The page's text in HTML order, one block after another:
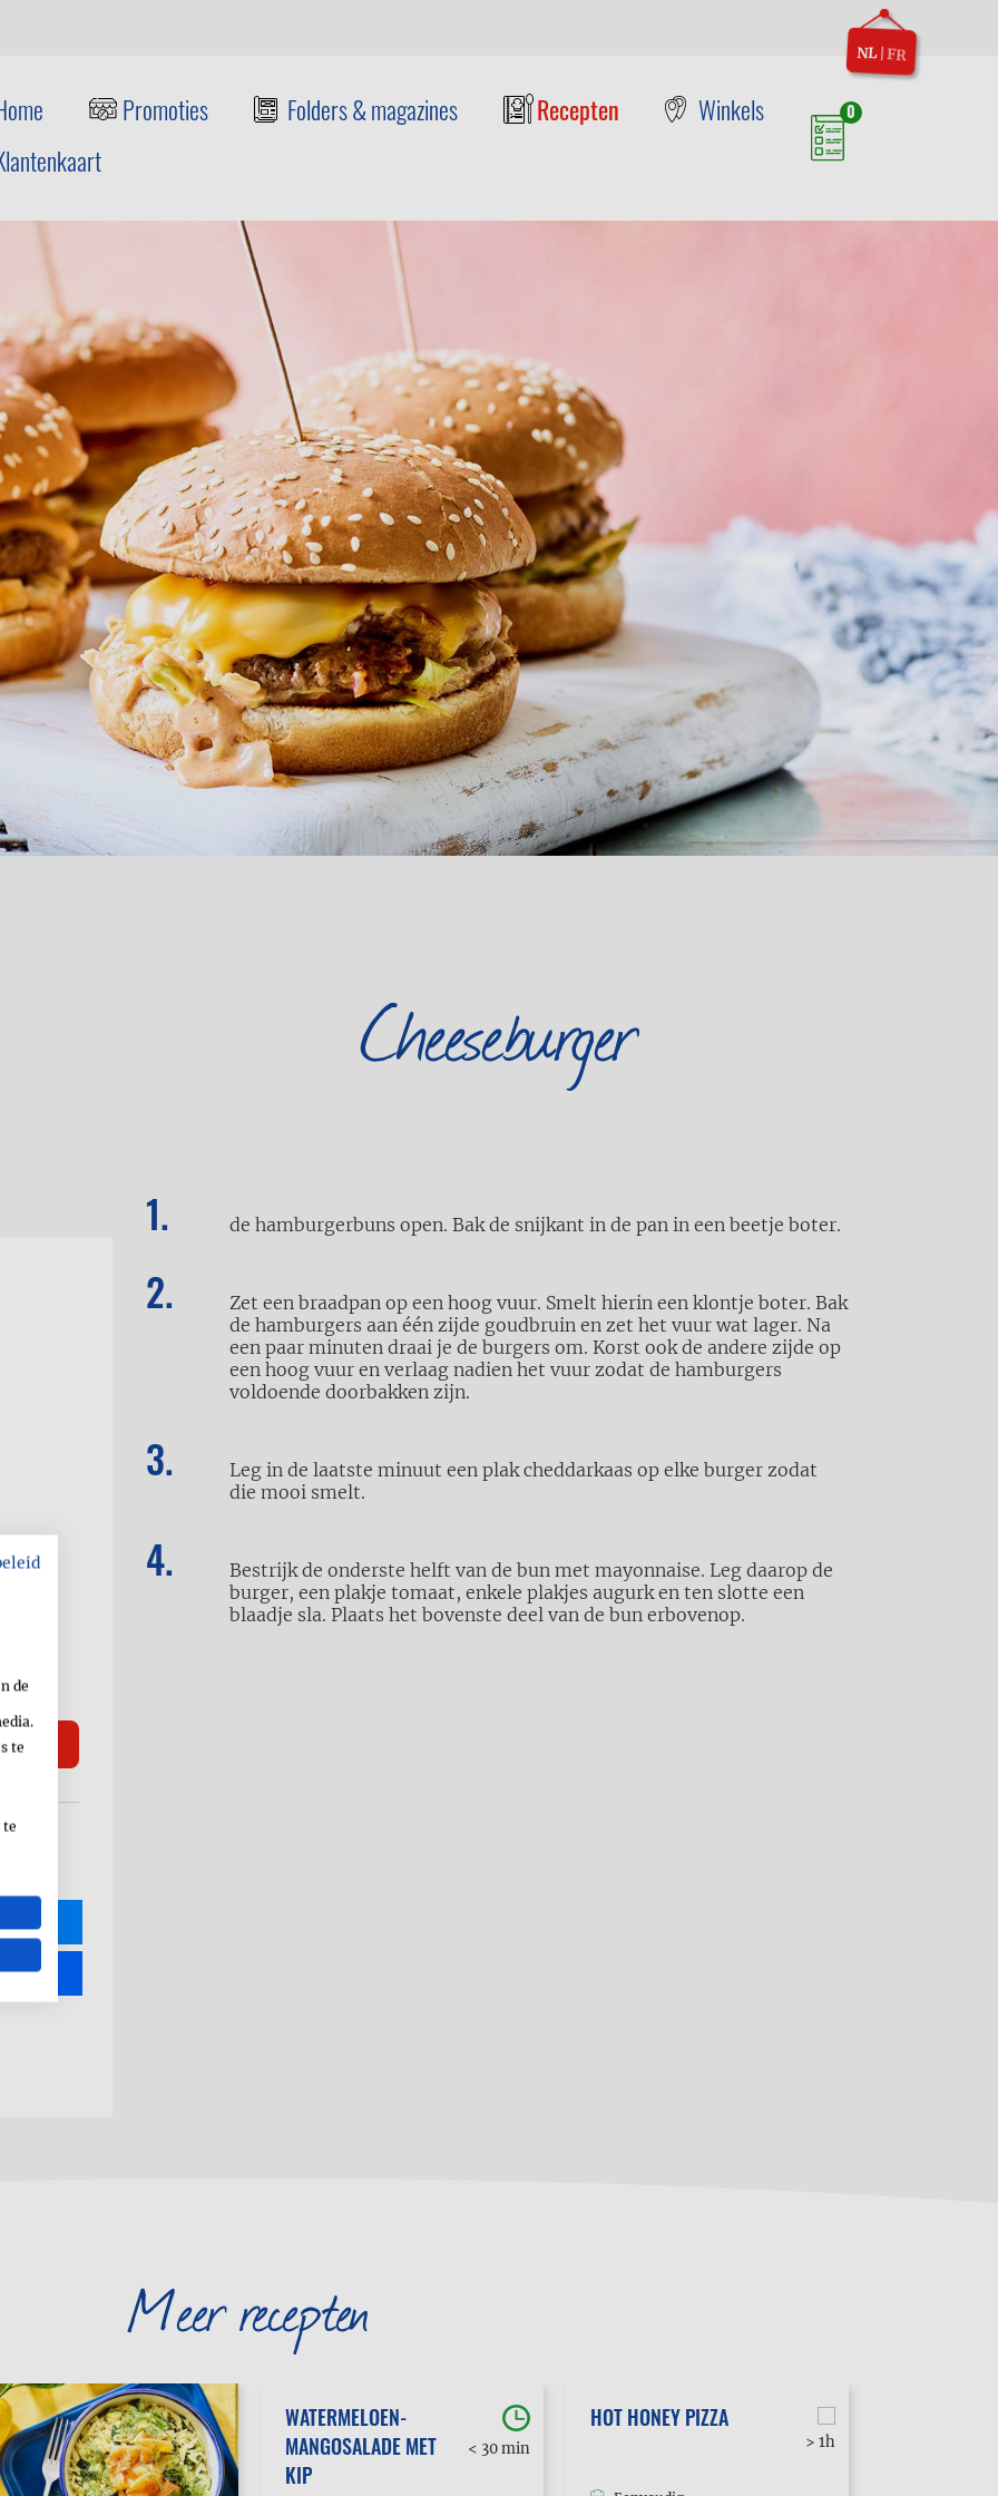
NL|FR
Promoties Folders & magazines Recepten
Winkels
0
Cheeseburger
de hamburgerbuns open. Bak de snijkant in de pan in een beetje boter.
Zet een braadpan op een hoog vuur. Smelt hierin een klontje boter. Bak
de hamburgers aan één zijde goudbruin en zet het vuur wat lager. Na
een paar minuten draai je de burgers om. Korst ook de andere zijde op
een hoog vuur en verlaag nadien het vuur zodat de hamburgers
voldoende doorbakken zijn.
Leg in de laatste minuut een plak cheddarkaas op elke burger zodat
die mooi smelt.
Bestrijk de onderste helft van de bun met mayonnaise. Leg daarop de
burger, een plakje tomaat, enkele plakjes augurk en ten slotte een
blaadje sla. Plaats het bovenste deel van de bun erbovenop.
Meer recepten
WATERMELOEN-
MANGOSALADE MET
KIP
< 30 min
HOT HONEY PIZZA
> 1h
de
te
te